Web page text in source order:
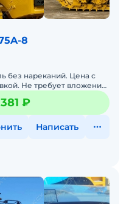
8
без нареканий. Цена с
Не требует вложений.
к эксплуатации.
₽
Написать